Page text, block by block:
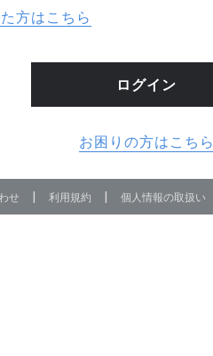
方はこちら
お困りの方はこちら
せ | 利用規約 | 個人情報の取扱い